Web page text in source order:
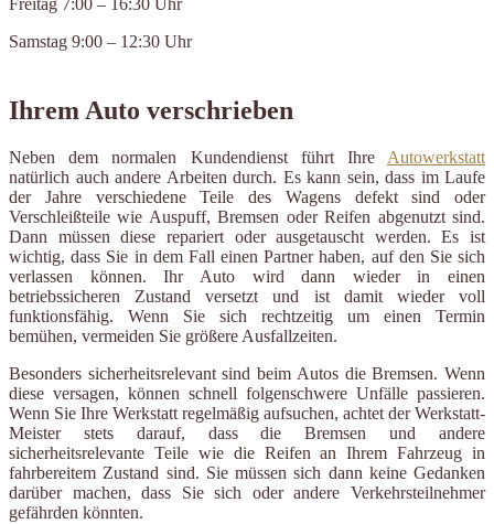
Freitag 7:00 – 16:30 Uhr
Samstag 9:00 – 12:30 Uhr
Ihrem Auto verschrieben
Neben dem normalen Kundendienst führt Ihre Autowerkstatt
natürlich auch andere Arbeiten durch. Es kann sein, dass im Laufe
der Jahre verschiedene Teile des Wagens defekt sind oder
Verschleißteile wie Auspuff, Bremsen oder Reifen abgenutzt sind.
Dann müssen diese repariert oder ausgetauscht werden. Es ist
wichtig, dass Sie in dem Fall einen Partner haben, auf den Sie sich
verlassen können. Ihr Auto wird dann wieder in einen
betriebssicheren Zustand versetzt und ist damit wieder voll
funktionsfähig. Wenn Sie sich rechtzeitig um einen Termin
bemühen, vermeiden Sie größere Ausfallzeiten.
Besonders sicherheitsrelevant sind beim Autos die Bremsen. Wenn
diese versagen, können schnell folgenschwere Unfälle passieren.
Wenn Sie Ihre Werkstatt regelmäßig aufsuchen, achtet der Werkstatt-
Meister stets darauf, dass die Bremsen und andere
sicherheitsrelevante Teile wie die Reifen an Ihrem Fahrzeug in
fahrbereitem Zustand sind. Sie müssen sich dann keine Gedanken
darüber machen, dass Sie sich oder andere Verkehrsteilnehmer
gefährden könnten.